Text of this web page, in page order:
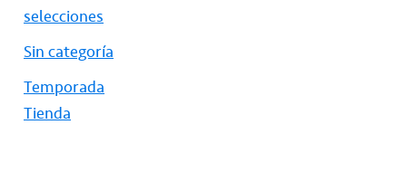
selecciones
Sin categoría
Temporada
Tienda